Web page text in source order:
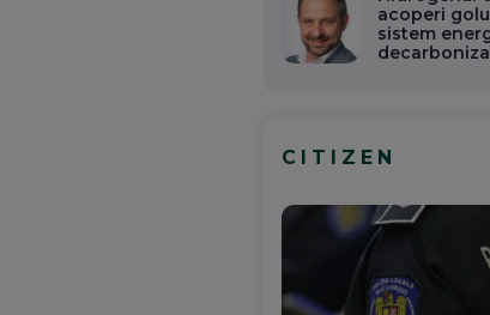
acoperi
sistem
CITIZEN